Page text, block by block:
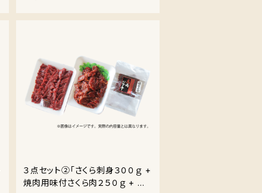
３点セット②「さくら刺身３００ｇ +
焼肉用味付さくら肉２５０ｇ + 馬